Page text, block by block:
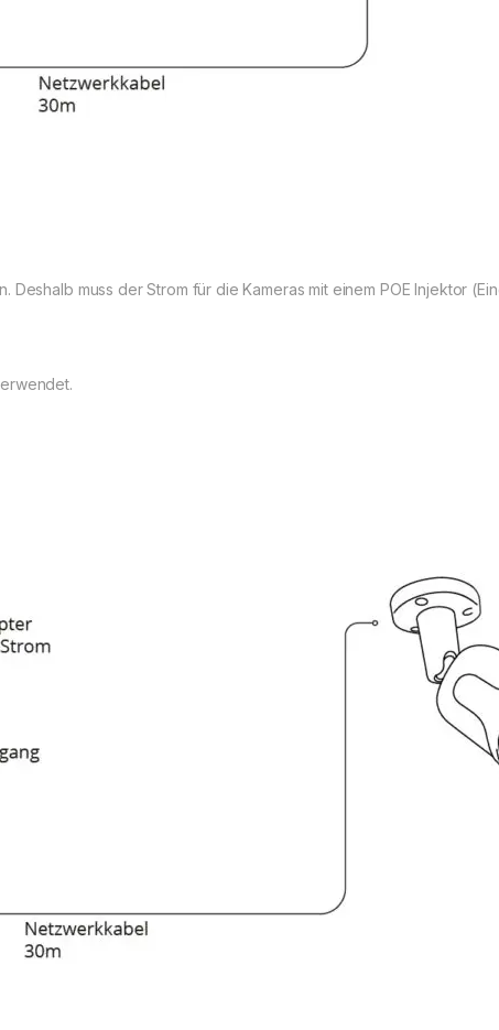
Deshalb muss der Strom für die Kameras mit einem POE Injektor